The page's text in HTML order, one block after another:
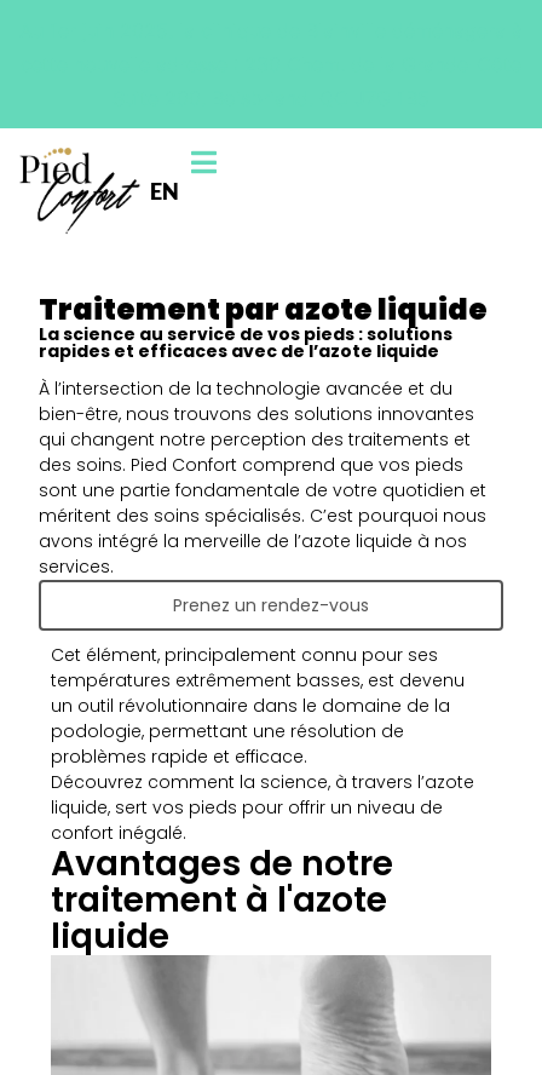
EN
Traitement par azote liquide
La science au service de vos pieds : solutions
rapides et efficaces avec de l’azote liquide
À l’intersection de la technologie avancée et du
bien-être, nous trouvons des solutions innovantes
qui changent notre perception des traitements et
des soins. Pied Confort comprend que vos pieds
sont une partie fondamentale de votre quotidien et
méritent des soins spécialisés. C’est pourquoi nous
avons intégré la merveille de l’azote liquide à nos
services.
Prenez un rendez-vous
Cet élément, principalement connu pour ses
températures extrêmement basses, est devenu
un outil révolutionnaire dans le domaine de la
podologie, permettant une résolution de
problèmes rapide et efficace.
Découvrez comment la science, à travers l’azote
liquide, sert vos pieds pour offrir un niveau de
confort inégalé.
Avantages de notre
traitement à l'azote
liquide